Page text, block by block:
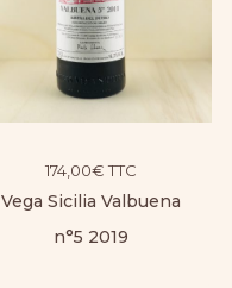
174,00€ TTC
Vega Sicilia Valbuena
n°5 2019